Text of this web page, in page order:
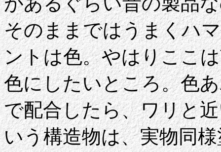
そのままではうまくハ
ントは色。やはりここ
色にしたいところ。色
で配合したら、ワリと
いう構造物は、実物同